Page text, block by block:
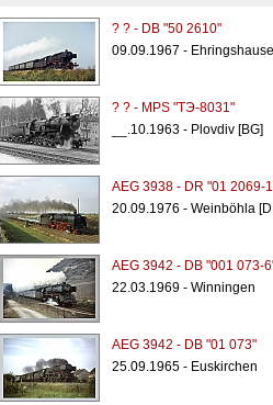
? ? - DB "50 2610"
09.09.1967 -
? ? - MPS "TЭ-8031"
__.10.1963 - Plovdiv [BG]
AEG 3938 - DR "01 2069-
20.09.1976 - Weinböhla
AEG 3942 - DB "001 073-
22.03.1969 - Winningen
AEG 3942 - DB "01 073"
25.09.1965 - Euskirchen